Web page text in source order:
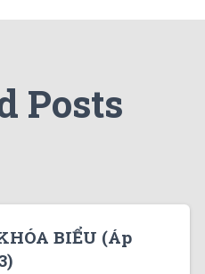
Posts
BIỂU (Áp